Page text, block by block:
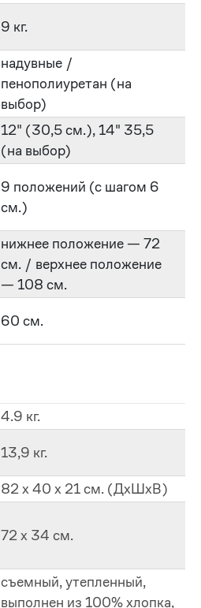
9 кг.
надувные /
пенополиуретан (на
выбор)
12" (30,5 см.), 14" 35,5
(на выбор)
9 положений (с шагом 6
см.)
нижнее положение — 72
см. / верхнее положение
— 108 см.
60 см.
4.9 кг.
13,9 кг.
82 х 40 x 21 см. (ДxШxВ)
72 х 34 см.
съемный, утепленный,
выполнен из 100% хлопка,